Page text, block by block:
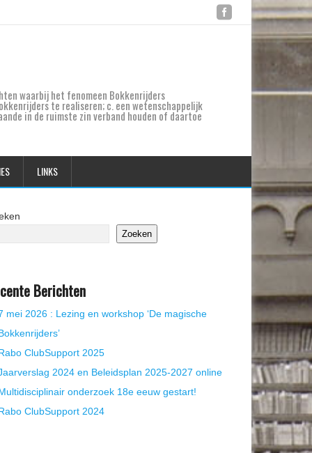
waarbij het fenomeen Bokkenrijders
te realiseren; c. een wetenschappelijk
in de ruimste zin verband houden of daartoe
LINKS
Zoeken
Berichten
mei 2026 : Lezing en workshop ‘De magische
ClubSupport 2025
2024 en Beleidsplan 2025-2027 online
onderzoek 18e eeuw gestart!
ClubSupport 2024